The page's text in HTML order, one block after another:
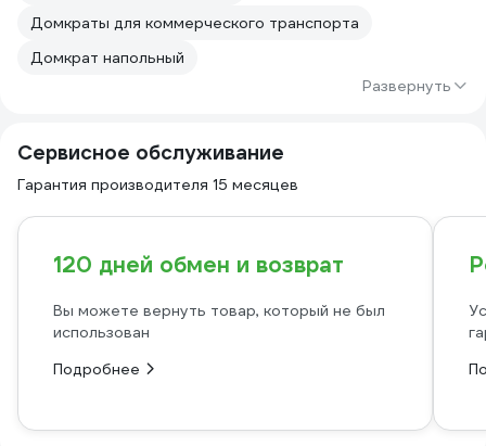
Домкраты для коммерческого транспорта
Домкрат напольный
Развернуть
Сервисное обслуживание
Гарантия производителя 15 месяцев
120 дней обмен и возврат
Вы можете вернуть товар, который не был
использован
Подробнее